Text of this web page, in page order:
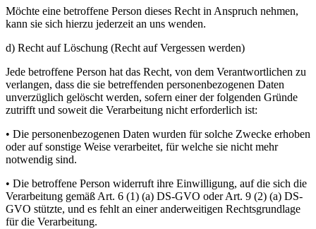
Möchte eine betroffene Person dieses Recht in Anspruch nehmen,
kann sie sich hierzu jederzeit an uns wenden.
d) Recht auf Löschung (Recht auf Vergessen werden)
Jede betroffene Person hat das Recht, von dem Verantwortlichen zu
verlangen, dass die sie betreffenden personenbezogenen Daten
unverzüglich gelöscht werden, sofern einer der folgenden Gründe
zutrifft und soweit die Verarbeitung nicht erforderlich ist:
• Die personenbezogenen Daten wurden für solche Zwecke erhoben
oder auf sonstige Weise verarbeitet, für welche sie nicht mehr
notwendig sind.
• Die betroffene Person widerruft ihre Einwilligung, auf die sich die
Verarbeitung gemäß Art. 6 (1) (a) DS-GVO oder Art. 9 (2) (a) DS-
GVO stützte, und es fehlt an einer anderweitigen Rechtsgrundlage
für die Verarbeitung.